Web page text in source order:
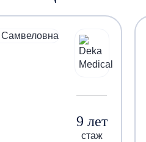
9 лет
стаж